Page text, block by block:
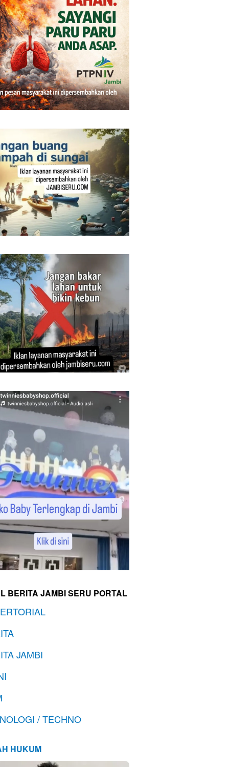
BERITA JAMBI SERU PORTAL
JAMBI
/ TECHNO
HUKUM